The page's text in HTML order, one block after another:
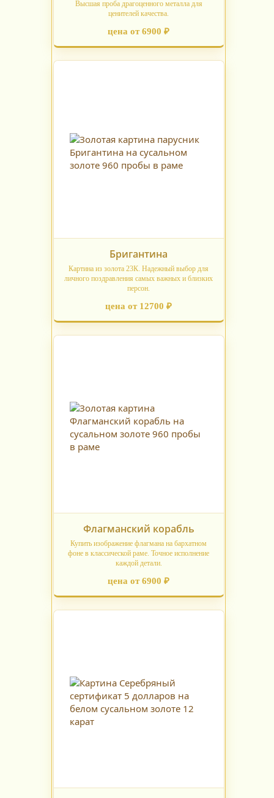
Высшая проба драгоценного металла для
ценителей качества.
цена от 6900 ₽
Бригантина
Картина из золота 23К. Надежный выбор для
личного поздравления самых важных и близких
персон.
цена от 12700 ₽
Флагманский корабль
Купить изображение флагмана на бархатном
фоне в классической раме. Точное исполнение
каждой детали.
цена от 6900 ₽